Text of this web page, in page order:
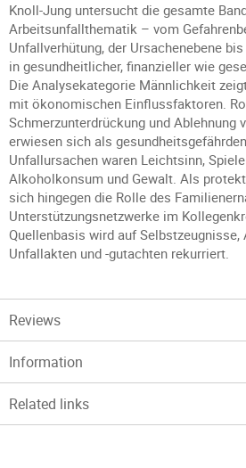
Knoll-Jung untersucht die gesamte
Arbeitsunfallthematik – vom
Unfallverhütung, der Ursachenebene
in gesundheitlicher, finanzieller wie
Die Analysekategorie Männlichkeit
mit ökonomischen Einflussfaktoren.
Schmerzunterdrückung und Ablehnung
erwiesen sich als
Unfallursachen waren Leichtsinn,
Alkoholkonsum und Gewalt. Als
sich hingegen die Rolle des
Unterstützungsnetzwerke im
Quellenbasis wird auf Selbstzeugnisse,
Unfallakten und -gutachten rekurriert.
Reviews
Information
Related links